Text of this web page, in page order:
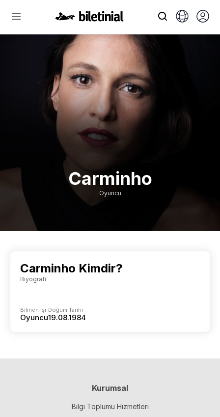
Carminho
Oyuncu
Carminho Kimdir?
Biyografi
Bilinen İşi
Oyuncu
Doğum Tarihi
19.08.1984
Kurumsal
Bilgi Toplumu Hizmetleri